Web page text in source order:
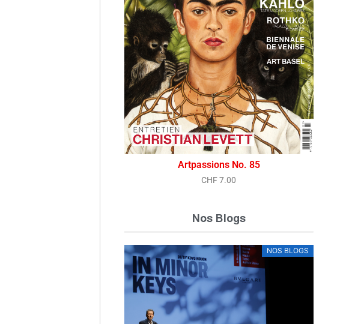
Vue rapide
Artpassions No. 85
CHF7.00
Nos Blogs
NOS BLOGS